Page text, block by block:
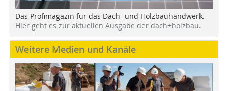
Das Profimagazin für das Dach- und Holzbauhandwerk.
Hier geht es zur aktuellen Ausgabe der dach+holzbau.
Weitere Medien und Kanäle